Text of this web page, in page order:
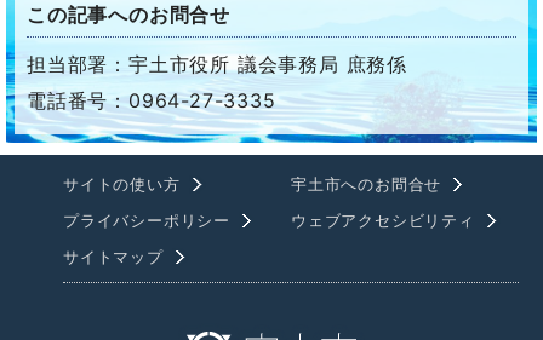
この記事へのお問合せ
担当部署：宇土市役所 議会事務局 庶務係
電話番号：0964-27-3335
サイトの使い方
宇土市へのお問合せ
プライバシーポリシー
ウェブアクセシビリティ
サイトマップ